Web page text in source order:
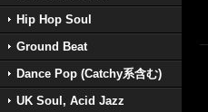
Hip Hop Soul
Ground Beat
Dance Pop (Catchy系含む)
UK Soul, Acid Jazz